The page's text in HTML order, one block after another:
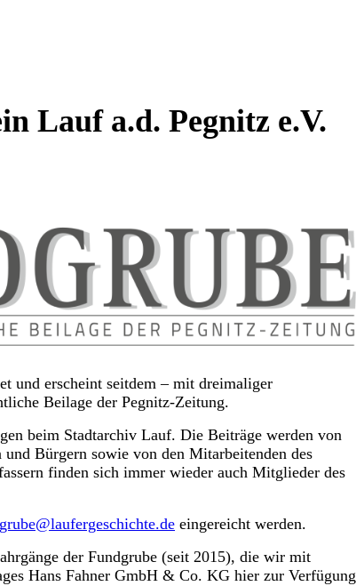
Lauf a.d. Pegnitz e.V.
und erscheint seitdem – mit dreimaliger
Beilage der Pegnitz-Zeitung.
beim Stadtarchiv Lauf. Die Beiträge werden von
und Bürgern sowie von den Mitarbeitenden des
finden sich immer wieder auch Mitglieder des
eingereicht werden.
der Fundgrube (seit 2015), die wir mit
Hans Fahner GmbH & Co. KG hier zur Verfügung